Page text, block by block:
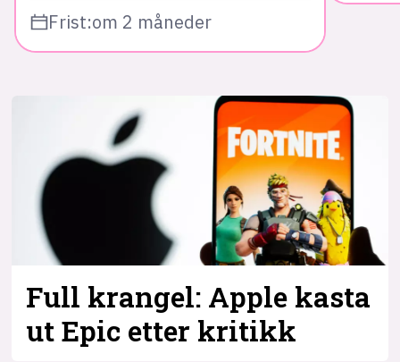
Frist:om 2 måneder
Full krangel: Apple kasta
ut Epic etter kritikk